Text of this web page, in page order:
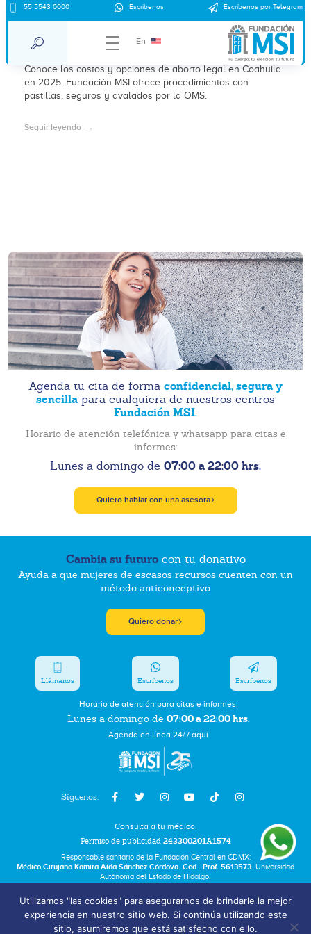
55 5543 0000 Escríbenos Escríbenos por Telegram
En
¿Cuánto cuesta un aborto en Saltillo,
Coahuila en 2025?
Conoce los costos y opciones de aborto legal en Coahuila
en 2025. Fundación MSI ofrece procedimientos con
pastillas, seguros y avalados por la OMS.
Seguir leyendo
Agenda tu cita de forma confidencial, segura y
sencilla para cualquiera de nuestros centros
Fundación MSI.
Horario de atención telefónica y whatsapp para citas e
informes:
Lunes a domingo de 07:00 a 22:00 hrs.
Quiero hablar con una asesora
Cambia su futurocon tu donativo
Ayuda a que mujeres de escasos recursos cuenten con un
método anticonceptivo
Quiero donar
Síguenos:
Horario de atención para citas e informes:
Lunes a domingo de 07:00 a 22:00 hrs.
Agenda en línea 24/7 aquí
Llámanos Escríbenos Escríbenos
Consulta a tu médico.
Permiso de publicidad 243300201A1574
Responsable sanitario de la Fundación Central en CDMX:
Médico Cirujano Kamira Aída Sánchez Córdova. Ced . Prof. 5613573. Universidad
Autónoma del Estado de Hidalgo.
Términos y Condiciones
Bolsa de Trabajo
Utilizamos "las cookies" para asegurarnos de brindarle la mejor
experiencia en nuestro sitio web. Si continúa utilizando este
sitio, asumiremos que está satisfecho con ello.